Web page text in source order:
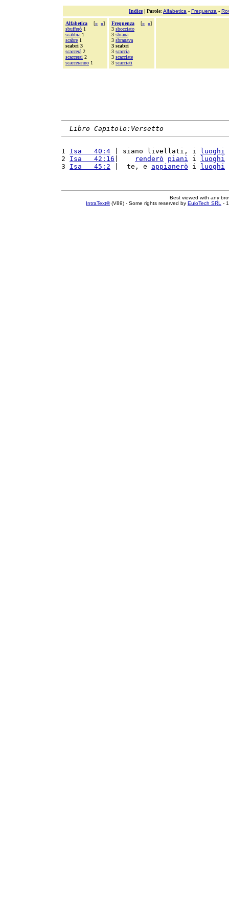
Indice| Parole: Alfabetica - Frequenza -
Alfabetica [« »]
sbufferò 1
scabbia 1
scabre 1
scabri 3
scaccerà 2
scaccerai 2
scacceranno 1
Frequenza [« »]
3 sbocciato
3 sbrana
3 sbranava
3 scabri
3 scaccia
3 scacciate
3 scacciati
Libro Capitolo:Versetto
1 Isa   40:4 | siano livellati, i
luoghi
2 Isa   42:16 renderò piani i
luoghi
3 Isa   45:2 |  te, e appianerò i luoghi
Best viewed with any
IntraText®(V89) - Some rights reserved by EuloTech SRL -